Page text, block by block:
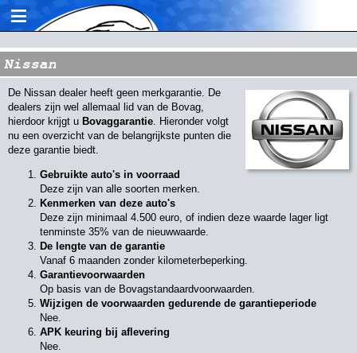
≡
Nissan
De Nissan dealer heeft geen merkgarantie. De
dealers zijn wel allemaal lid van de Bovag,
hierdoor krijgt u Bovaggarantie. Hieronder volgt
nu een overzicht van de belangrijkste punten die
deze garantie biedt.
Gebruikte auto's in voorraad
Deze zijn van alle soorten merken.
Kenmerken van deze auto's
Deze zijn minimaal 4.500 euro, of indien deze waarde lager ligt
tenminste 35% van de nieuwwaarde.
De lengte van de garantie
Vanaf 6 maanden zonder kilometerbeperking.
Garantievoorwaarden
Op basis van de Bovagstandaardvoorwaarden.
Wijzigen de voorwaarden gedurende de garantieperiode
Nee.
APK keuring bij aflevering
Nee.